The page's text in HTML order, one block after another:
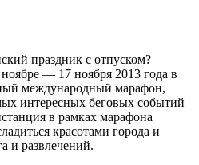
праздник с отпуском?
— 17 ноября 2013 года в
международный марафон,
интересных беговых событий
в рамках марафона
красотами города и
и развлечений.